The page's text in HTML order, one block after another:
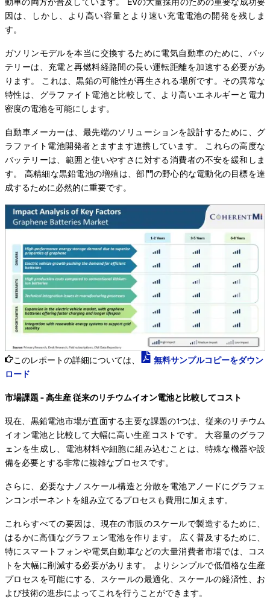
因は、しかし、より高い容量とより速い充電電池の開発を残しま
す。
ガソリンモデルを本当に交換するために電気自動車のために、バッ
テリーは、充電と再燃料経路間の長い運転距離を加速する必要があ
ります。 これは、黒鉛の可能性が再生される場所です。その異常な
特性は、グラファイト電池と比較して、より高いエネルギーと電力
密度の電池を可能にします。
自動車メーカーは、最先端のソリューションを設計するために、グ
ラファイト電池開発者とますます連携しています。 これらの高度な
バッテリーは、範囲と使いやすさに対する消費者の不安を緩和しま
す。 高精細な黒鉛電池の増殖は、部門の野心的な電動化の目標を達
成するために必然的に重要です。
このレポートの詳細については、
無料サンプルコピーをダウン
ロード
市場課題 - 高生産 従来のリチウムイオン電池と比較してコスト
現在、黒鉛電池市場が直面する主要な課題の1つは、従来のリチウム
イオン電池と比較して大幅に高い生産コストです。 大容量のグラフ
ェンを生成し、電池材料や細胞に組み込むことは、特殊な機器や設
備を必要とする非常に複雑なプロセスです。
さらに、必要なナノスケール構造と分散を電池アノードにグラフェ
ンコンポーネントを組み立てるプロセスも費用に加えます。
これらすべての要因は、現在の市販のスケールで製造するために、
はるかに高価なグラフェン電池を作ります。 広く普及するために、
特にスマートフォンや電気自動車などの大量消費者市場では、コス
トを大幅に削減する必要があります。 よりシンプルで低価格な生産
プロセスを可能にする、スケールの最適化、スケールの経済性、お
よび技術の進歩によってこれを行うことができます。